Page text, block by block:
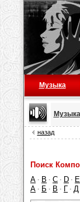
Музыка
назад
Поиск
A · B · C · D · E
А · Б · В · Г · Д